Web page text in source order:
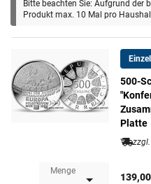
Maße
Bitte beachten Sie: Aufgrund der
Produkt max. 10 Mal pro
500-
Platte
Menge